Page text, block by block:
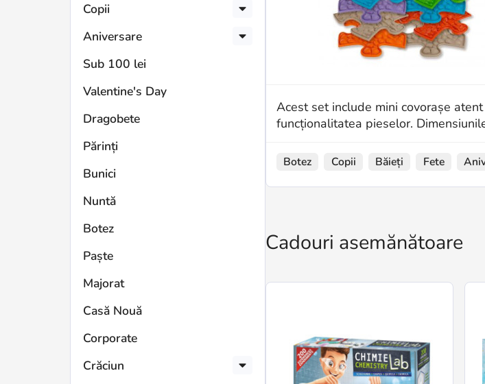
Copii
Aniversare
Sub 100 lei
Valentine's Day
Dragobete
Părinți
Bunici
Nuntă
Botez
Paște
Majorat
Casă Nouă
Corporate
Crăciun
Acest set include mini covorașe
funcționalitatea pieselor.
Botez Copii Băieți Fete
Cadouri asemănătoare